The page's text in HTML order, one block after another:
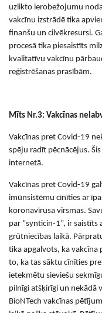
uzlikto ierobežojumu
vakcīnu izstrādē tika
finanšu un cilvēkresursi.
procesā tika piesaistīts
kvalitatīvu vakcīnu
reģistrēšanas prasībām.
Mīts Nr.3: Vakcīnas
Vakcīnas pret Covid-19
spēju radīt pēcnācējus.
internetā.
Vakcīnas pret Covid-19
imūnsistēmu cīnīties ar
koronavīrusa virsmas.
par “synticin-1”, ir
grūtniecības laikā.
tika apgalvots, ka vakcīna
to, ka tas sāktu cīnīties
ietekmētu sieviešu
pilnīgi atšķirīgi un nekādā
BioNTech vakcīnas